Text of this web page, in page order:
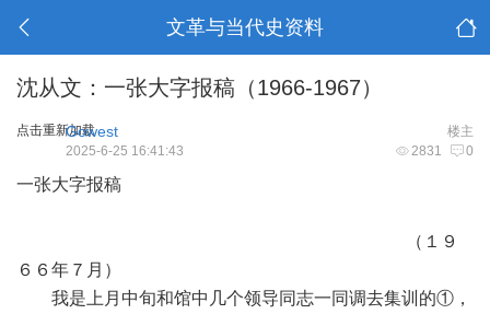
文革与当代史资料
沈从文：一张大字报稿（1966-1967）
点击重新加载 楼主
Gowest
2831 0
2025-6-25 16:41:43
一张大字报稿
（１９
６６年７月）
我是上月中旬和馆中几个领导同志一同调去集训的①，